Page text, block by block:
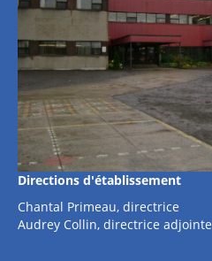
Directions d'établissement
Chantal Primeau, directrice
Audrey Collin, directrice adjointe